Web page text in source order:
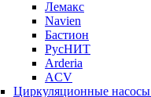
Лемакс
Navien
Бастион
РусНИТ
Arderia
ACV
Циркуляционные насосы